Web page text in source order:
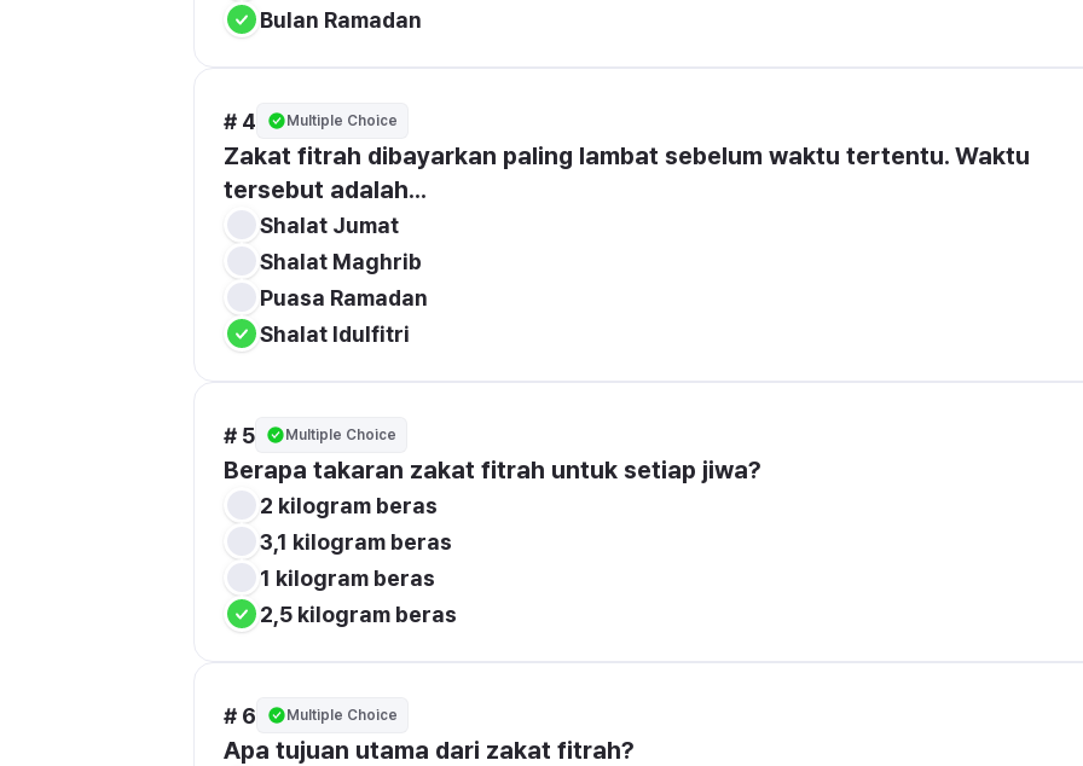
Bulan Ramadan
# 4 Multiple Choice
Zakat fitrah dibayarkan paling lambat sebelum waktu tertentu. Waktu
tersebut adalah...
Shalat Jumat
Shalat Maghrib
Puasa Ramadan
Shalat Idulfitri
# 5 Multiple Choice
Berapa takaran zakat fitrah untuk setiap jiwa?
2 kilogram beras
3,1 kilogram beras
1 kilogram beras
2,5 kilogram beras
# 6 Multiple Choice
Apa tujuan utama dari zakat fitrah?